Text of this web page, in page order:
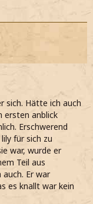
sich. Hätte ich auch
ersten anblick
Erschwerend
für sich zu
war, wurde er
Teil aus
Er war
es knallt war kein